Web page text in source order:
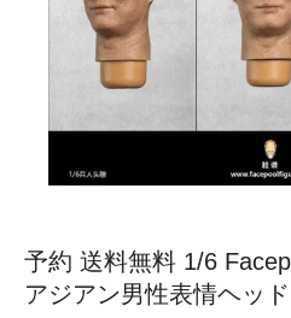
予約 送料無料 1/6
アジアン男性表情ヘッド